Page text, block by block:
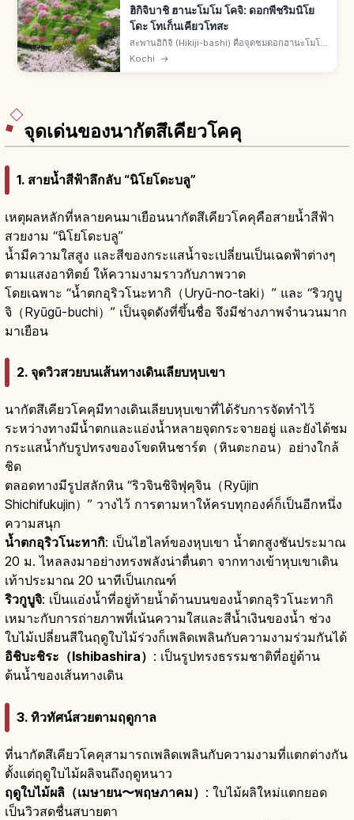
ฮิกิจิบาชิ ฮานะโมโม โคจิ: ดอกพีชริมนิโย
โดะ โทเก็นเคียวโทสะ
สะพานฮิกิจิ (Hikiji-bashi) คือจุดชมดอกฮานะโมโม
ในเมืองนิโยโดกาวะ อ.อะงะวะ จ.โคจิ ปลูกบนไหล่
Kochi →
จุดเด่นของนากัตสึเคียวโคคุ
1. สายน้ำสีฟ้าลึกลับ “นิโยโดะบลู”
เหตุผลหลักที่หลายคนมาเยือนนากัตสึเคียวโคคุคือสายน้ำสีฟ้า
สวยงาม “นิโยโดะบลู”
น้ำมีความใสสูง และสีของกระแสน้ำจะเปลี่ยนเป็นเฉดฟ้าต่างๆ
ตามแสงอาทิตย์ ให้ความงามราวกับภาพวาด
โดยเฉพาะ “น้ำตกอุริวโนะทากิ（Uryū-no-taki）” และ “ริวกูบู
จิ（Ryūgū-buchi）” เป็นจุดดังที่ขึ้นชื่อ จึงมีช่างภาพจำนวนมาก
มาเยือน
2. จุดวิวสวยบนเส้นทางเดินเลียบหุบเขา
นากัตสึเคียวโคคุมีทางเดินเลียบหุบเขาที่ได้รับการจัดทำไว้
ระหว่างทางมีน้ำตกและแอ่งน้ำหลายจุดกระจายอยู่ และยังได้ชม
กระแสน้ำกับรูปทรงของโขดหินชาร์ต（หินตะกอน）อย่างใกล้
ชิด
ตลอดทางมีรูปสลักหิน “ริวจินชิจิฟุคุจิน（Ryūjin
Shichifukujin）” วางไว้ การตามหาให้ครบทุกองค์ก็เป็นอีกหนึ่ง
ความสนุก
น้ำตกอุริวโนะทากิ: เป็นไฮไลท์ของหุบเขา น้ำตกสูงชันประมาณ
20 ม. ไหลลงมาอย่างทรงพลังน่าตื่นตา จากทางเข้าหุบเขาเดิน
เท้าประมาณ 20 นาทีเป็นเกณฑ์
ริวกูบูจิ: เป็นแอ่งน้ำที่อยู่ท้ายน้ำด้านบนของน้ำตกอุริวโนะทากิ
เหมาะกับการถ่ายภาพที่เน้นความใสและสีน้ำเงินของน้ำ ช่วง
ใบไม้เปลี่ยนสีในฤดูใบไม้ร่วงก็เพลิดเพลินกับความงามร่วมกันได้
อิชิบะชิระ（Ishibashira） : เป็นรูปทรงธรรมชาติที่อยู่ด้าน
ต้นน้ำของเส้นทางเดิน
3. ทิวทัศน์สวยตามฤดูกาล
ที่นากัตสึเคียวโคคุสามารถเพลิดเพลินกับความงามที่แตกต่างกัน
ตั้งแต่ฤดูใบไม้ผลิจนถึงฤดูหนาว
ฤดูใบไม้ผลิ（เมษายน〜พฤษภาคม） : ใบไม้ผลิใหม่แตกยอด
เป็นวิวสดชื่นสบายตา